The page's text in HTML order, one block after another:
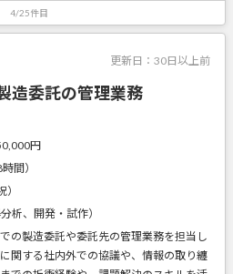
4/25件目
更新日： 30日以上前
造委託の管理業務
円
間）
析、開発・試作）
の製造委託や委託先の管理業務を担当し
関する社内外での協議や、情報の取り纏